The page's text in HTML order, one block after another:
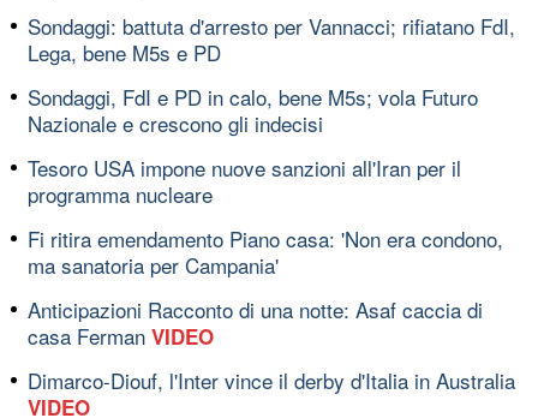
Sondaggi: battuta d'arresto per Vannacci; rifiatano FdI,
Lega, bene M5s e PD
Sondaggi, FdI e PD in calo, bene M5s; vola Futuro
Nazionale e crescono gli indecisi
Tesoro USA impone nuove sanzioni all'Iran per il
programma nucleare
Fi ritira emendamento Piano casa: 'Non era condono,
ma sanatoria per Campania'
Anticipazioni Racconto di una notte: Asaf caccia di
casa Ferman VIDEO
Dimarco-Diouf, l'Inter vince il derby d'Italia in Australia
VIDEO